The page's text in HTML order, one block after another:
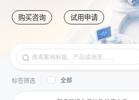
购买咨询 试用申请
标签筛选 全部